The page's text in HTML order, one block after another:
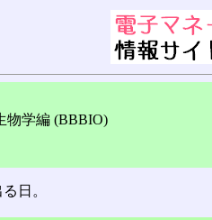
物学編 (BBBIO)
日。